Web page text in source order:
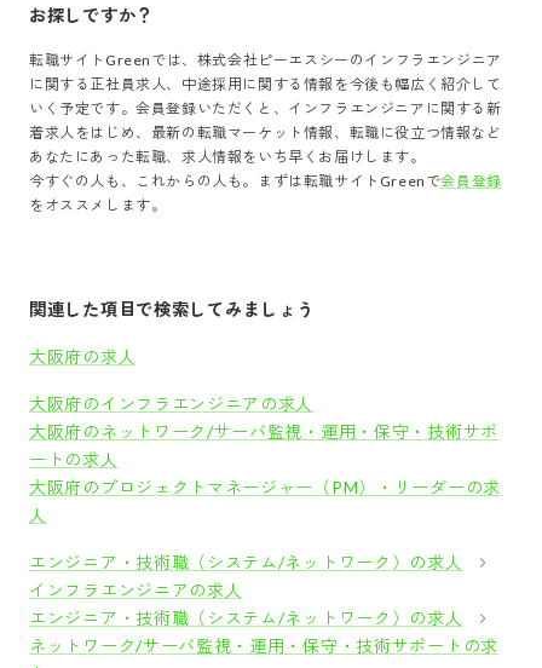
お探しですか？
転職サイトGreenでは、 株式会社ピーエスシー の インフラエンジニア
に関する正社員求人、中途採用に関する情報を今後も幅広く紹介して
いく予定です。会員登録いただくと、 インフラエンジニア に関する新
着求人をはじめ、最新の転職マーケット情報、転職に役立つ情報など
あなたにあった転職、求人情報をいち早くお届けします。
今すぐの人も、これからの人も。まずは転職サイトGreenで会員登録
をオススメします。
関連した項目で検索してみましょう
大阪府の求人
大阪府のインフラエンジニアの求人
大阪府のネットワーク/サーバ監視・運用・保守・技術サポ
ートの求人
大阪府のプロジェクトマネージャー（PM）・リーダーの求
人
エンジニア・技術職（システム/ネットワーク）の求人
インフラエンジニアの求人
エンジニア・技術職（システム/ネットワーク）の求人
ネットワーク/サーバ監視・運用・保守・技術サポートの求